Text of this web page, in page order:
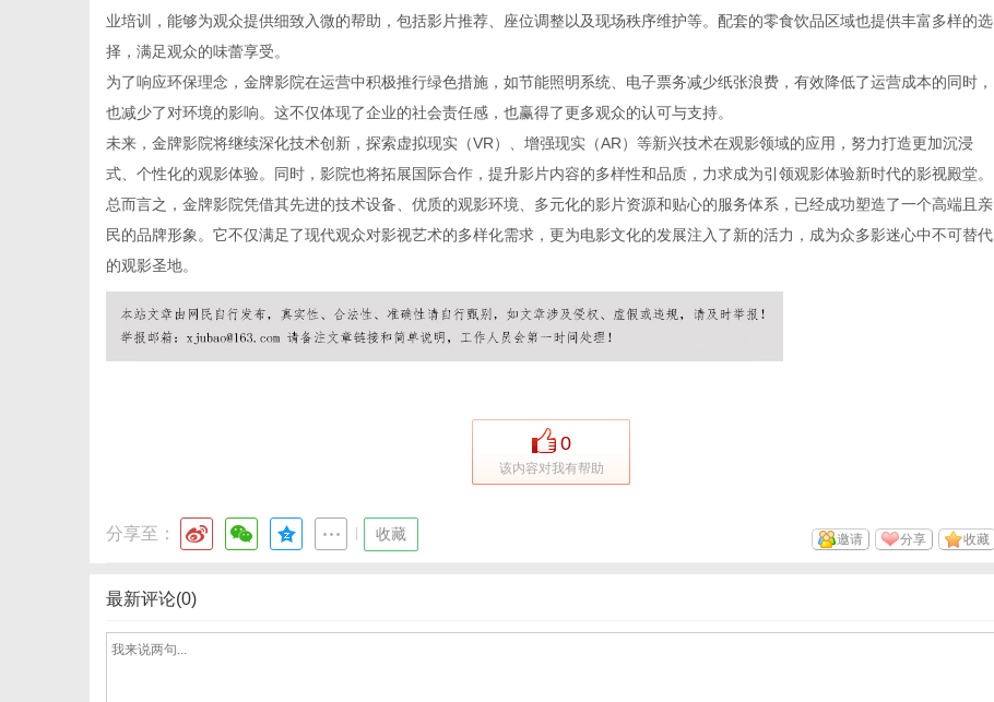
业培训，能够为观众提供细致入微的帮助，包括影片推荐、座位调整以及现场秩序维护等。配套的零食饮品区域也提供丰富多样的选
择，满足观众的味蕾享受。
为了响应环保理念，金牌影院在运营中积极推行绿色措施，如节能照明系统、电子票务减少纸张浪费，有效降低了运营成本的同时，
也减少了对环境的影响。这不仅体现了企业的社会责任感，也赢得了更多观众的认可与支持。
未来，金牌影院将继续深化技术创新，探索虚拟现实（VR）、增强现实（AR）等新兴技术在观影领域的应用，努力打造更加沉浸
式、个性化的观影体验。同时，影院也将拓展国际合作，提升影片内容的多样性和品质，力求成为引领观影体验新时代的影视殿堂。
总而言之，金牌影院凭借其先进的技术设备、优质的观影环境、多元化的影片资源和贴心的服务体系，已经成功塑造了一个高端且亲
民的品牌形象。它不仅满足了现代观众对影视艺术的多样化需求，更为电影文化的发展注入了新的活力，成为众多影迷心中不可替代
的观影圣地。
0
该内容对我有帮助
分享至： 收藏 收藏
分享
邀请
最新评论(0)